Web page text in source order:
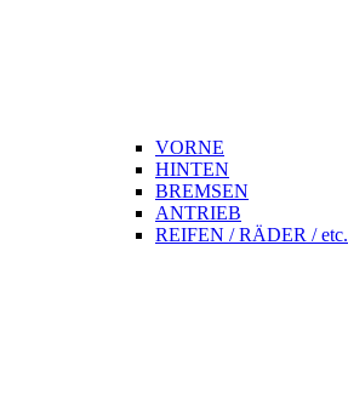
VORNE
HINTEN
BREMSEN
ANTRIEB
REIFEN / RÄDER / etc.